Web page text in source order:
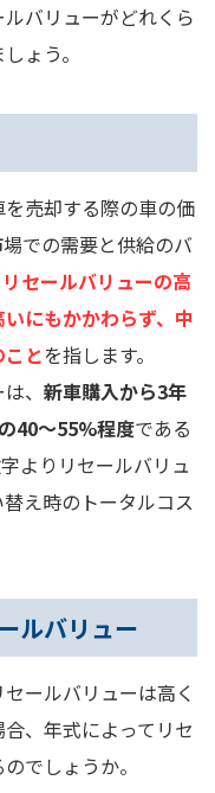
バリューがどれくら
ょう。
売却する際の車の価
での需要と供給のバ
リセールバリューの高
にもかかわらず、中
とを指します。
、 新車購入から3年
40～55%程度である
よりリセールバリュ
え時のトータルコス
ルバリュー
ールバリューは高く
、年式によってリセ
でしょうか。